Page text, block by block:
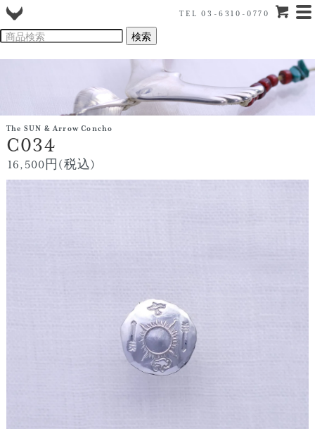
TEL 03-6310-0770
The SUN & Arrow Concho
C034
16,500円(税込)